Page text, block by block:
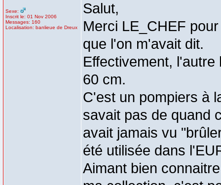
Sexe:
Inscrit le: 01 Nov 2006
Messages: 160
Localisation: banlieue de Dreux
Salut,
Merci LE_CHEF
que l'on m'avait dit.
Effectivement,
60 cm.
C'est un pompiers à
savait pas de quand
avait jamais vu
été utilisée dans
Aimant bien